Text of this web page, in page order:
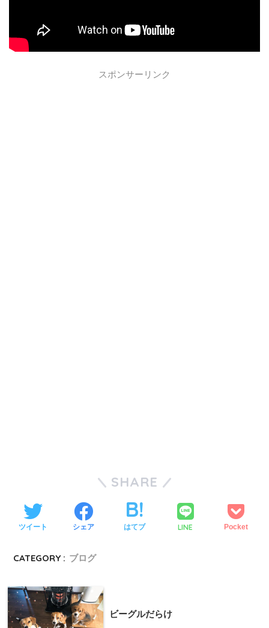
スポンサーリンク
SHARE
ツイート シェア はてブ LINE Pocket
CATEGORY : ブログ
ビーグルだらけ